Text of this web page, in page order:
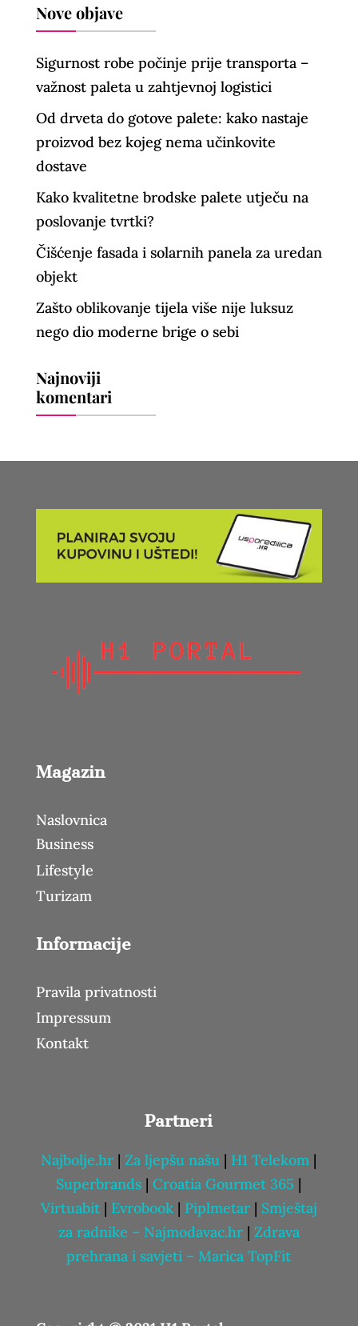
Nove objave
Sigurnost robe počinje prije transporta –
važnost paleta u zahtjevnoj logistici
Od drveta do gotove palete: kako nastaje
proizvod bez kojeg nema učinkovite
dostave
Kako kvalitetne brodske palete utječu na
poslovanje tvrtki?
Čišćenje fasada i solarnih panela za uredan
objekt
Zašto oblikovanje tijela više nije luksuz
nego dio moderne brige o sebi
Najnoviji
komentari
Magazin
Naslovnica
Business
Lifestyle
Turizam
Informacije
Pravila privatnosti
Impressum
Kontakt
Partneri
Najbolje.hr |Za ljepšu našu | H1 Telekom |
Superbrands | Croatia Gourmet 365 |
Virtuabit| Evrobook| Piplmetar| Smještaj
za radnike – Najmodavac.hr | Zdrava
prehrana i savjeti – Marica TopFit